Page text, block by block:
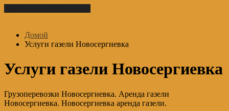
Домой
Услуги газели Новосергиевка
Услуги газели Новосергиевка
Грузоперевозки Новосергиевка. Аренда газели
Новосергиевка. Новосергиевка аренда газели.